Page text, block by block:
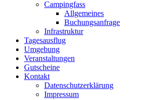
Campingfass
Allgemeines
Buchungsanfrage
Infrastruktur
Tagesausflug
Umgebung
Veranstaltungen
Gutscheine
Kontakt
Datenschutzerklärung
Impressum